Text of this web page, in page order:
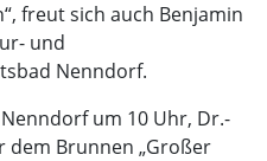
freut sich auch Benjamin
und
Nenndorf.
um 10 Uhr, Dr.-
dem Brunnen „Großer